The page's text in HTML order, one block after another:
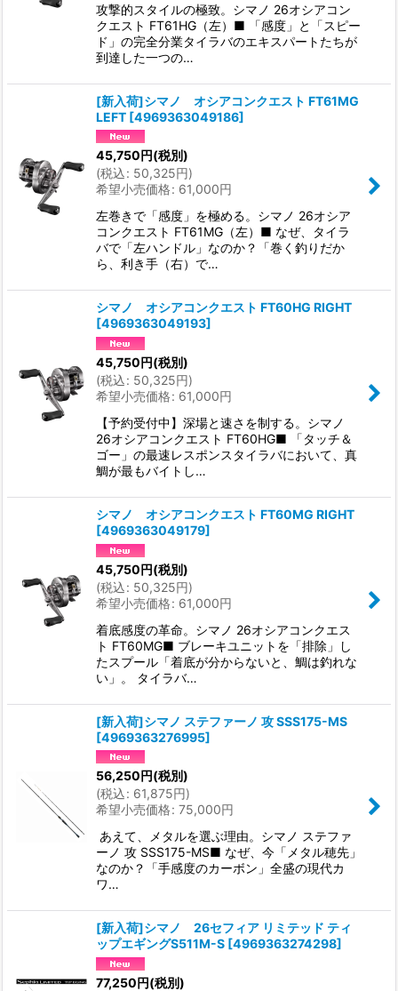
攻撃的スタイルの極致。シマノ 26オシアコン
クエスト FT61HG（左）■ 「感度」と「スピー
ド」の完全分業タイラバのエキスパートたちが
到達した一つの…
[新入荷]シマノ オシアコンクエスト FT61MG
LEFT [4969363049186]
45,750円(税別)
(税込: 50,325円)
希望小売価格: 61,000円
左巻きで「感度」を極める。シマノ 26オシア
コンクエスト FT61MG（左）■ なぜ、タイラ
バで「左ハンドル」なのか？「巻く釣りだか
ら、利き手（右）で…
シマノ オシアコンクエスト FT60HG RIGHT
[4969363049193]
45,750円(税別)
(税込: 50,325円)
希望小売価格: 61,000円
【予約受付中】深場と速さを制する。シマノ
26オシアコンクエスト FT60HG■ 「タッチ＆
ゴー」の最速レスポンスタイラバにおいて、真
鯛が最もバイトし…
シマノ オシアコンクエスト FT60MG RIGHT
[4969363049179]
45,750円(税別)
(税込: 50,325円)
希望小売価格: 61,000円
着底感度の革命。シマノ 26オシアコンクエス
ト FT60MG■ ブレーキユニットを「排除」し
たスプール「着底が分からないと、鯛は釣れな
い」。 タイラバ…
[新入荷]シマノ ステファーノ 攻 SSS175-MS
[4969363276995]
56,250円(税別)
(税込: 61,875円)
希望小売価格: 75,000円
あえて、メタルを選ぶ理由。シマノ ステファ
ーノ 攻 SSS175-MS■ なぜ、今「メタル穂先」
なのか？「手感度のカーボン」全盛の現代カ
ワ…
[新入荷]シマノ 26セフィア リミテッド ティ
ップエギングS511M-S [4969363274298]
77,250円(税別)